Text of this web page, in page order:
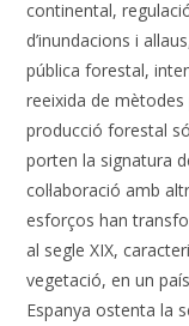
continental,
d’inundacions i
pública forestal,
reeixida de mètodes
producció forestal
porten la signatura
col·laboració amb
esforços han
al segle XIX,
vegetació, en un
Espanya ostenta la